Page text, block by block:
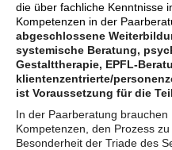
die über fachliche Kenntnisse
Kompetenzen in der
abgeschlossene
systemische Beratung,
Gestalttherapie, EPFL-
klientenzentrierte/
ist Voraussetzung für die
In der Paarberatung
Kompetenzen, den Prozess
Besonderheit der Triade des